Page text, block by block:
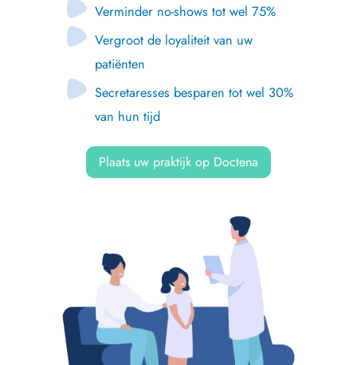
Verminder no-shows tot wel 75%
Vergroot de loyaliteit van uw
patiënten
Secretaresses besparen tot wel 30%
van hun tijd
Plaats uw praktijk op Doctena